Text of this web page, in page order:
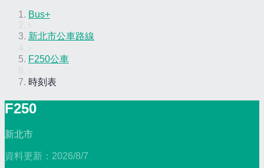
Bus+
新北市公車路線
F250公車
時刻表
F250
新北市
資料更新： 2026/8/7